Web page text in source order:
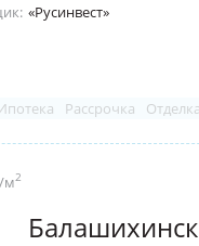
«Русинвест»
Рассрочка
м2